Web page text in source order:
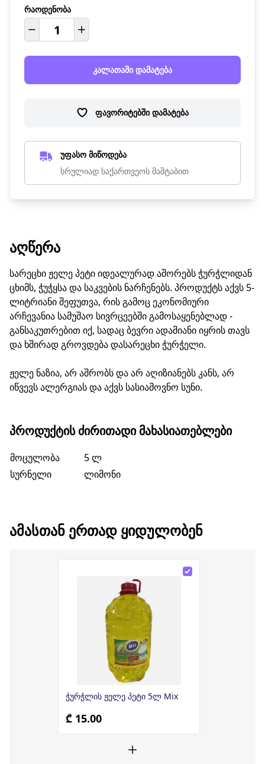
რაოდენობა
კალათაში დამატება
ფავორიტებში დამატება
უფასო მიწოდება
სრულიად საქართვეოს მაშტაბით
ᲐᲦᲬᲔᲠᲐ
სარეცხი ჟელე პეტი იდეალურად აშორებს ჭურჭლიდან
ცხიმს, ჭუჭყსა და საკვების ნარჩენებს. პროდუქტს აქვს 5-
ლიტრიანი შეფუთვა, რის გამოც ეკონომიური
არჩევანია სამუშაო სივრცეებში გამოსაყენებლად -
განსაკუთრებით იქ, სადაც ბევრი ადამიანი იყრის თავს
და ხშირად გროვდება დასარეცხი ჭურჭელი.
ჟელე ნაზია, არ აშრობს და არ აღიზიანებს კანს, არ
იწვევს ალერგიას და აქვს სასიამოვნო სუნი.
ᲞᲠᲝᲓᲣᲥᲢᲘᲡ ᲫᲘᲠᲘᲗᲐᲓᲘ ᲛᲐᲮᲐᲡᲘᲐᲗᲔᲑᲚᲔᲑᲘ
მოცულობა
5 ლ
სურნელი
ლიმონი
ᲐᲛᲐᲡᲗᲐᲜ ᲔᲠᲗᲐᲓ ᲧᲘᲓᲣᲚᲝᲑᲔᲜ
ჭურჭლის ჟელე პეტი 5ლ Mix
₾ 15.00